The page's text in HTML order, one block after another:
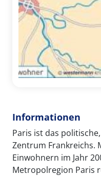
Informationen
Paris ist das
Zentrum Frankreichs.
Einwohnern im Jahr
Metropolregion Paris